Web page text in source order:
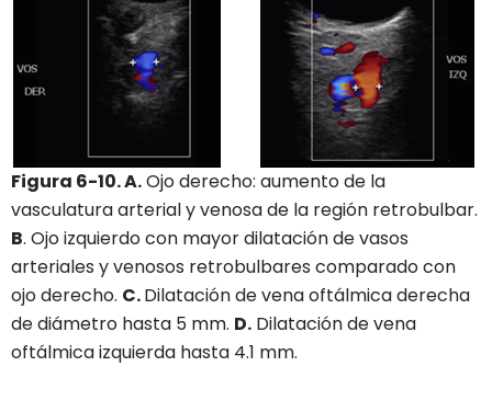
Figura 6-10. A.Ojo derecho: aumento de la
vasculatura arterial y venosa de la región retrobulbar.
B. Ojo izquierdo con mayor dilatación de vasos
arteriales y venosos retrobulbares comparado con
ojo derecho. C.Dilatación de vena oftálmica derecha
de diámetro hasta 5 mm. D. Dilatación de vena
oftálmica izquierda hasta 4.1 mm.